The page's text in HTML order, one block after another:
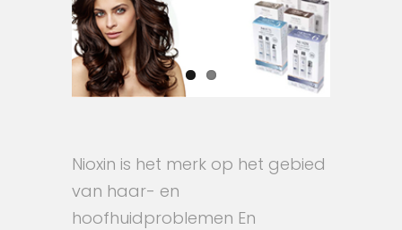
Nioxin is het merk op het gebied
van haar- en
hoofhuidproblemen En